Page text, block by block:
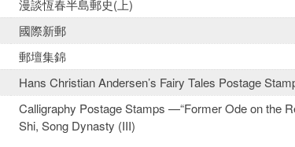
漫談恆春半島郵史(上)
國際新郵
郵壇集錦
Hans Christian Andersen’s Fairy Tales Postage
Calligraphy Postage Stamps —“Former Ode on the
Shi, Song Dynasty (III)